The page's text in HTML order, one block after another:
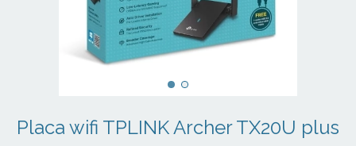
Placa wifi TPLINK Archer TX20U plus